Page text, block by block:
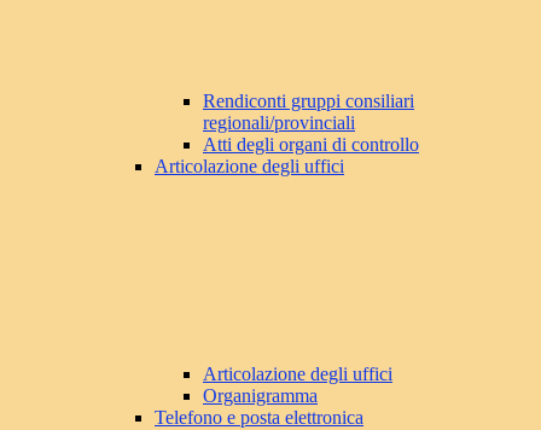
Rendiconti gruppi consiliari
regionali/provinciali
Atti degli organi di controllo
Articolazione degli uffici
Articolazione degli uffici
Organigramma
Telefono e posta elettronica